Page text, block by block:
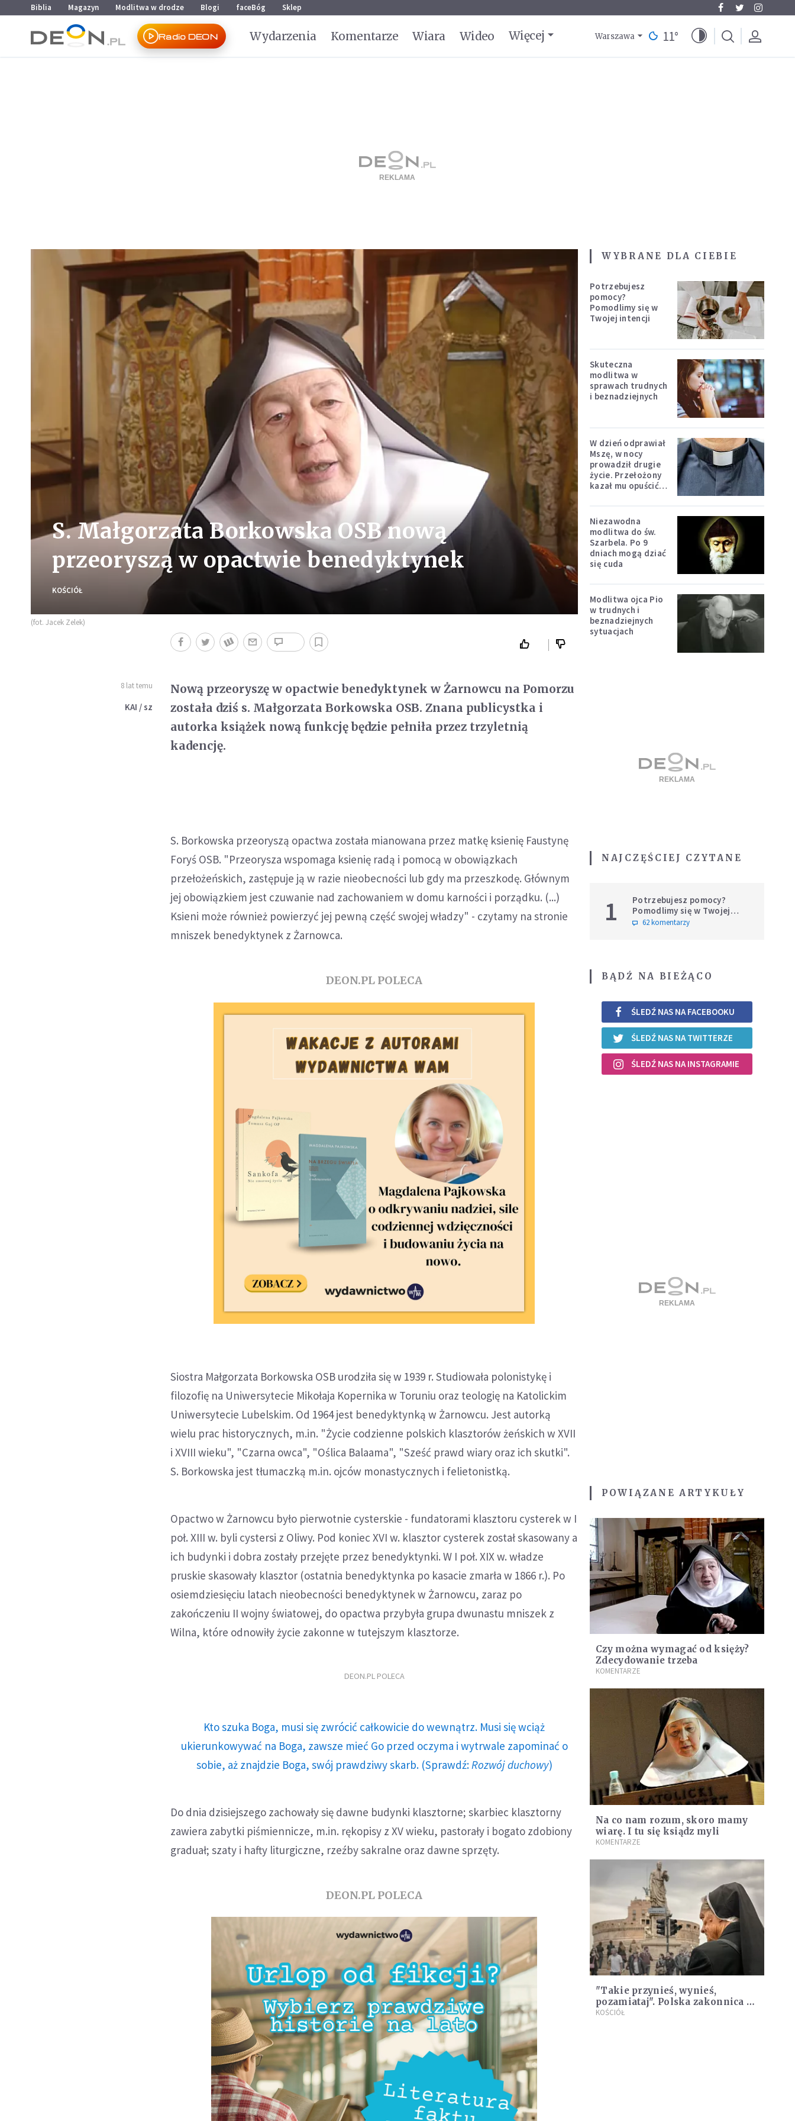
Przejdź do menu głównego
Przejdź do treści
Biblia Magazyn Modlitwa w drodze Blogi faceBóg Sklep
Radio DEON Wydarzenia Komentarze Wiara Wideo Więcej Warszawa 11°
S. Małgorzata Borkowska OSB nową
przeoryszą w opactwie benedyktynek
KOŚCIÓŁ
(fot. Jacek Zelek)
8 lat temu
KAI / sz
Nową przeoryszę w opactwie benedyktynek w Żarnowcu na Pomorzu
została dziś s. Małgorzata Borkowska OSB. Znana publicystka i
autorka książek nową funkcję będzie pełniła przez trzyletnią
kadencję.
S. Borkowska przeoryszą opactwa została mianowana przez matkę ksienię Faustynę
Foryś OSB. "Przeorysza wspomaga ksienię radą i pomocą w obowiązkach
przełożeńskich, zastępuje ją w razie nieobecności lub gdy ma przeszkodę. Głównym
jej obowiązkiem jest czuwanie nad zachowaniem w domu karności i porządku. (...)
Ksieni może również powierzyć jej pewną część swojej władzy" - czytamy na stronie
mniszek benedyktynek z Żarnowca.
DEON.PL POLECA
Siostra Małgorzata Borkowska OSB urodziła się w 1939 r. Studiowała polonistykę i
filozofię na Uniwersytecie Mikołaja Kopernika w Toruniu oraz teologię na Katolickim
Uniwersytecie Lubelskim. Od 1964 jest benedyktynką w Żarnowcu. Jest autorką
wielu prac historycznych, m.in. "Życie codzienne polskich klasztorów żeńskich w XVII
i XVIII wieku", "Czarna owca", "Oślica Balaama", "Sześć prawd wiary oraz ich skutki".
S. Borkowska jest tłumaczką m.in. ojców monastycznych i felietonistką.
Opactwo w Żarnowcu było pierwotnie cysterskie - fundatorami klasztoru cysterek w I
poł. XIII w. byli cystersi z Oliwy. Pod koniec XVI w. klasztor cysterek został skasowany a
ich budynki i dobra zostały przejęte przez benedyktynki. W I poł. XIX w. władze
pruskie skasowały klasztor (ostatnia benedyktynka po kasacie zmarła w 1866 r.). Po
osiemdziesięciu latach nieobecności benedyktynek w Żarnowcu, zaraz po
zakończeniu II wojny światowej, do opactwa przybyła grupa dwunastu mniszek z
Wilna, które odnowiły życie zakonne w tutejszym klasztorze.
DEON.PL POLECA
Kto szuka Boga, musi się zwrócić całkowicie do wewnątrz. Musi się wciąż
ukierunkowywać na Boga, zawsze mieć Go przed oczyma i wytrwale zapominać o
sobie, aż znajdzie Boga, swój prawdziwy skarb. (Sprawdź: Rozwój duchowy)
Do dnia dzisiejszego zachowały się dawne budynki klasztorne; skarbiec klasztorny
zawiera zabytki piśmiennicze, m.in. rękopisy z XV wieku, pastorały i bogato zdobiony
graduał; szaty i hafty liturgiczne, rzeźby sakralne oraz dawne sprzęty.
DEON.PL POLECA
WYBRANE DLA CIEBIE
Potrzebujesz
pomocy?
Pomodlimy się w
Twojej intencji
Skuteczna
modlitwa w
sprawach trudnych
i beznadziejnych
W dzień odprawiał
Mszę, w nocy
prowadził drugie
życie. Przełożony
kazał mu opuścić
Niezawodna
modlitwa do św.
Szarbela. Po 9
dniach mogą dziać
się cuda
Modlitwa ojca Pio
w trudnych i
beznadziejnych
sytuacjach
NAJCZĘŚCIEJ CZYTANE
1
Potrzebujesz pomocy?
Pomodlimy się w Twojej
intencji
62 komentarzy
BĄDŹ NA BIEŻĄCO
ŚLEDŹ NAS NA FACEBOOKU
ŚLEDŹ NAS NA TWITTERZE
ŚLEDŹ NAS NA INSTAGRAMIE
POWIĄZANE ARTYKUŁY
Czy można wymagać od księży?
Zdecydowanie trzeba
KOMENTARZE
Na co nam rozum, skoro mamy
wiarę. I tu się ksiądz myli
KOMENTARZE
"Takie przynieś, wynieś,
pozamiataj". Polska zakonnica o
stosunku księży do sióstr
KOŚCIÓŁ